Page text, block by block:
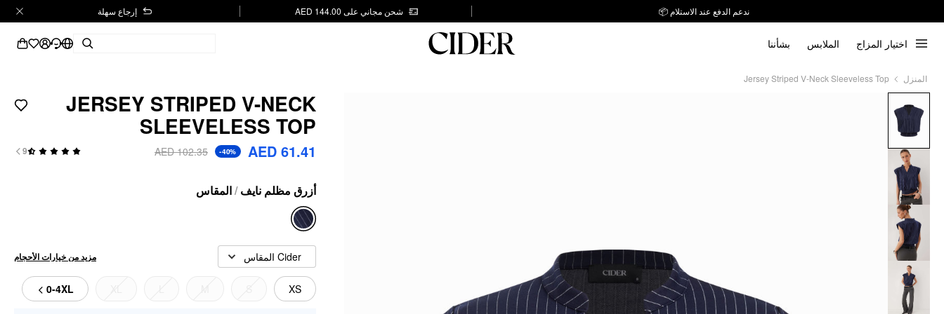
توصيل خلال 7 أيام إلى جميع دول الخليج
شحن مجاني على AED 144.00 إرجاع سهلة
اختيار المزاج الملابس بشأننا
المنزل Jersey Striped V-Neck Sleeveless Top
JERSEY STRIPED V-NECK
SLEEVELESS TOP
AED 61.41
-40%
AED 102.35
9
أزرق مظلم نايف /المقاس
Cider المقاس مزيد من خيارات الأحجام
XS
0-4XL